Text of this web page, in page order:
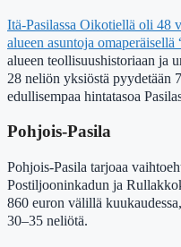
Itä-Pasilassa Oikotiellä oli 48
alueen asuntoja
alueen teollisuushistoriaan ja
28 neliön yksiöstä pyydetään
edullisempaa hintatasoa
Pohjois-Pasila
Pohjois-Pasila tarjoaa
Postiljooninkadun ja
860 euron välillä
30–35 neliötä.